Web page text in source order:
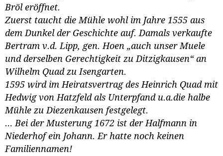
Bröl eröffnet.
Zuerst taucht die Mühle wohl im Jahre 1555 aus
dem Dunkel der Geschichte auf. Damals verkaufte
Bertram v.d. Lipp, gen. Hoen „auch unser Muele
und derselben Gerechtigkeit zu Ditzigkausen“ an
Wilhelm Quad zu Isengarten.
1595 wird im Heiratsvertrag des Heinrich Quad mit
Hedwig von Hatzfeld als Unterpfand u.a.die halbe
Mühle zu Diezenkausen festgelegt.
… Bei der Musterung 1672 ist der Halfmann in
Niederhof ein Johann. Er hatte noch keinen
Familiennamen!